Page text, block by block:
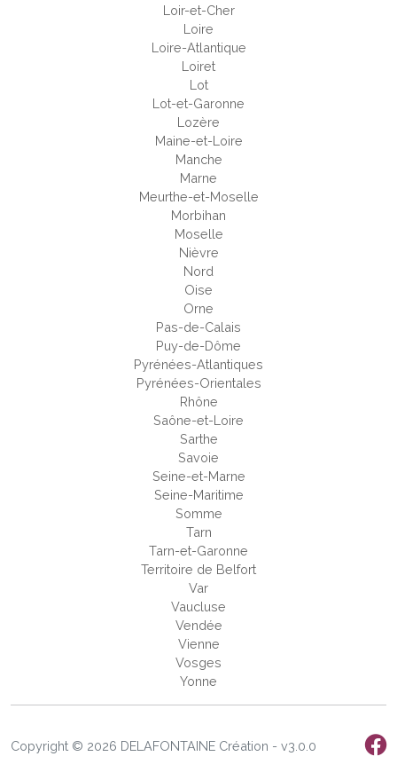
Loir-et-Cher
Loire
Loire-Atlantique
Loiret
Lot
Lot-et-Garonne
Lozère
Maine-et-Loire
Manche
Marne
Meurthe-et-Moselle
Morbihan
Moselle
Nièvre
Nord
Oise
Orne
Pas-de-Calais
Puy-de-Dôme
Pyrénées-Atlantiques
Pyrénées-Orientales
Rhône
Saône-et-Loire
Sarthe
Savoie
Seine-et-Marne
Seine-Maritime
Somme
Tarn
Tarn-et-Garonne
Territoire de Belfort
Var
Vaucluse
Vendée
Vienne
Vosges
Yonne
Copyright © 2026 DELAFONTAINE Création - v3.0.0